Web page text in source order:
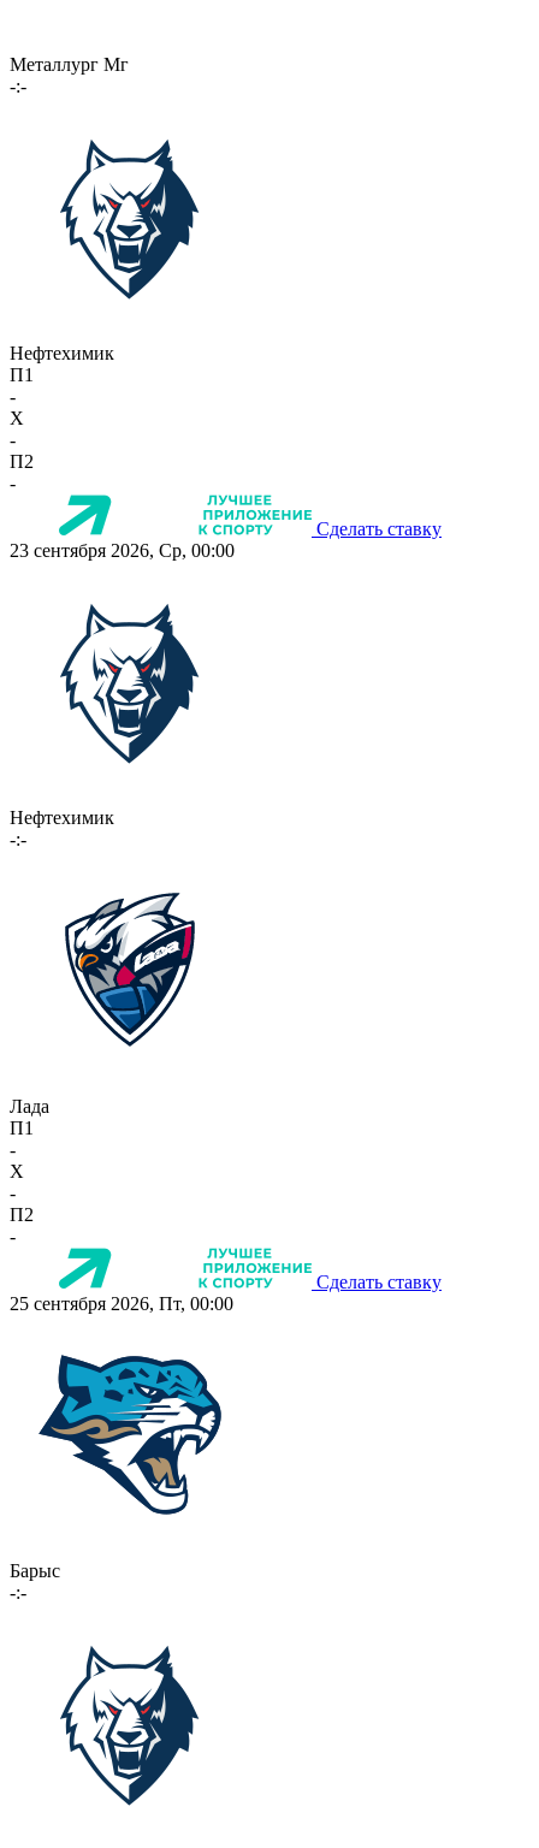
Металлург Мг
-:-
Нефтехимик
П1
-
X
-
П2
-
Сделать ставку
23 сентября 2026, Ср, 00:00
Нефтехимик
-:-
Лада
П1
-
X
-
П2
-
Сделать ставку
25 сентября 2026, Пт, 00:00
Барыс
-:-